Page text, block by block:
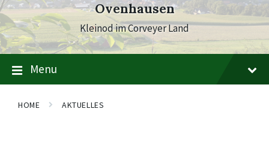
Ovenhausen
Kleinod im Corveyer Land
Menu
HOME AKTUELLES